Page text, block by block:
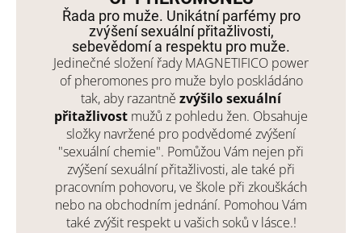
Řada pro muže. Unikátní parfémy pro
zvýšení sexuální přitažlivosti,
sebevědomí a respektu pro muže.
Jedinečné složení řady MAGNETIFICO power
of pheromones pro muže bylo poskládáno
tak, aby razantně zvýšilo sexuální
přitažlivost mužů z pohledu žen. Obsahuje
složky navržené pro podvědomé zvýšení
"sexuální chemie". Pomůžou Vám nejen při
zvýšení sexuální přitažlivosti, ale také při
pracovním pohovoru, ve škole při zkouškách
nebo na obchodním jednání. Pomohou Vám
také zvýšit respekt u vašich soků v lásce.!